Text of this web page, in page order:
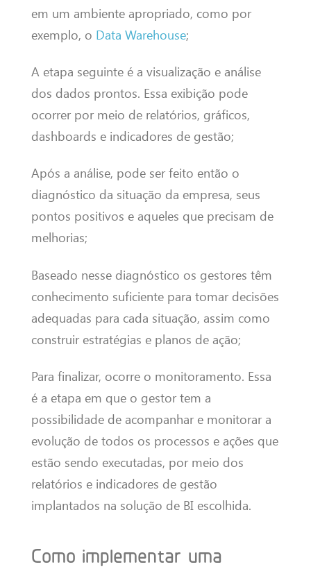
em um ambiente apropriado, como por
exemplo, o Data Warehouse;
A etapa seguinte é a visualização e análise
dos dados prontos. Essa exibição pode
ocorrer por meio de relatórios, gráficos,
dashboards e indicadores de gestão;
Após a análise, pode ser feito então o
diagnóstico da situação da empresa, seus
pontos positivos e aqueles que precisam de
melhorias;
Baseado nesse diagnóstico os gestores têm
conhecimento suficiente para tomar decisões
adequadas para cada situação, assim como
construir estratégias e planos de ação;
Para finalizar, ocorre o monitoramento. Essa
é a etapa em que o gestor tem a
possibilidade de acompanhar e monitorar a
evolução de todos os processos e ações que
estão sendo executadas, por meio dos
relatórios e indicadores de gestão
implantados na solução de BI escolhida.
Como implementar uma